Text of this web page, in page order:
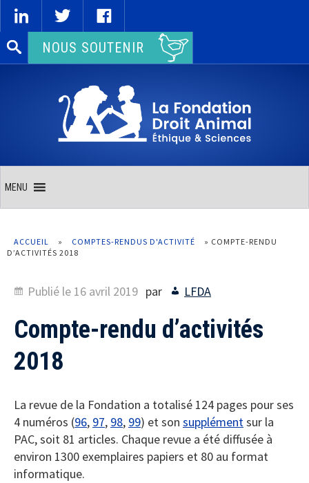
Rechercher :NOUS SOUTENIR
MENU
ACCUEIL » COMPTES-RENDUS D'ACTIVITÉ » COMPTE-RENDU
D’ACTIVITÉS 2018
Publié le 16 avril 2019 par LFDA
Compte-rendu d’activités
2018
La revue de la Fondation a totalisé 124 pages pour ses
4 numéros (96, 97, 98, 99) et son supplémentsur la
PAC, soit 81 articles. Chaque revue a été diffusée à
environ 1300 exemplaires papiers et 80 au format
informatique.